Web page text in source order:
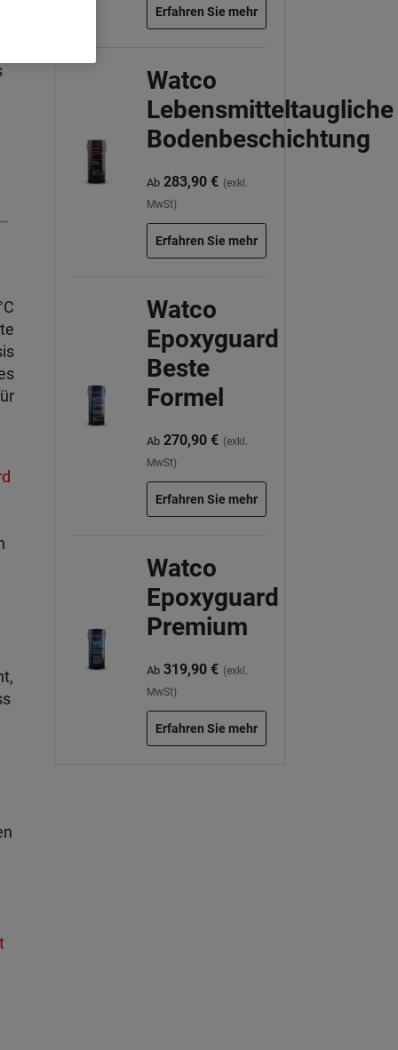
Erfahren Sie mehr
Watco
Lebensmitteltaugliche
Bodenbeschichtung
Ab283,90 € (exkl.
MwSt)
Erfahren Sie mehr
Watco
Epoxyguard
Beste
Formel
Ab270,90 € (exkl.
MwSt)
Erfahren Sie mehr
Watco
Epoxyguard
Premium
Ab319,90 € (exkl.
MwSt)
Erfahren Sie mehr